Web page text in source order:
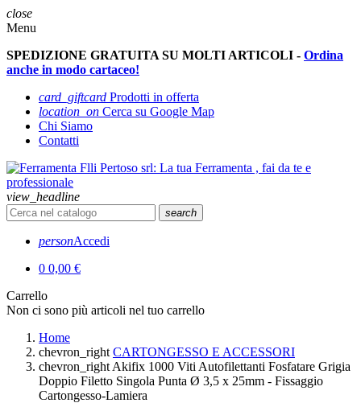
close
Menu
SPEDIZIONE GRATUITA SU MOLTI ARTICOLI - Ordina
anche in modo cartaceo!
card_giftcard Prodotti in offerta
location_on Cerca su Google Map
Chi Siamo
Contatti
view_headline
search
personAccedi
0 0,00 €
Carrello
Non ci sono più articoli nel tuo carrello
Home
chevron_right CARTONGESSO E ACCESSORI
chevron_right Akifix 1000 Viti Autofilettanti Fosfatare Grigia
Doppio Filetto Singola Punta Ø 3,5 x 25mm - Fissaggio
Cartongesso-Lamiera